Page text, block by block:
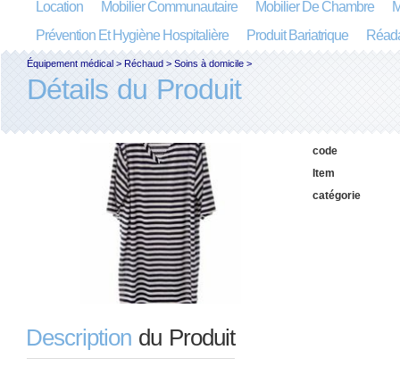
Location
Mobilier Communautaire Mobilier De Chambre
Prévention Et Hygiène Hospitalière
Produit Bariatrique
Équipement médical > Réchaud > Soins à domicile >
Détails du Produit
code
Item
catégorie
Description du Produit